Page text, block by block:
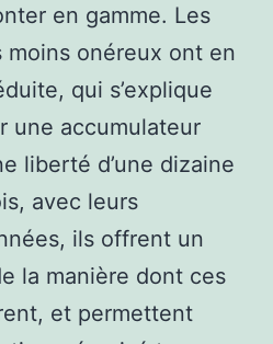
en gamme. Les
onéreux ont en
qui s’explique
une accumulateur
liberté d’une dizaine
avec leurs
ils offrent un
la manière dont ces
et permettent